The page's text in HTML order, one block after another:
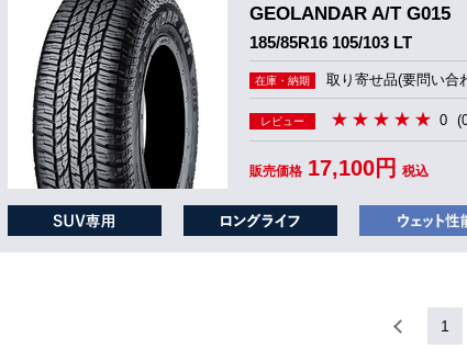
GEOLANDAR A/T G015
185/85R16 105/103 LT
在庫・納期 取り寄せ品(要問い合
レビュー 0
販売価格 17,100円 税込
1